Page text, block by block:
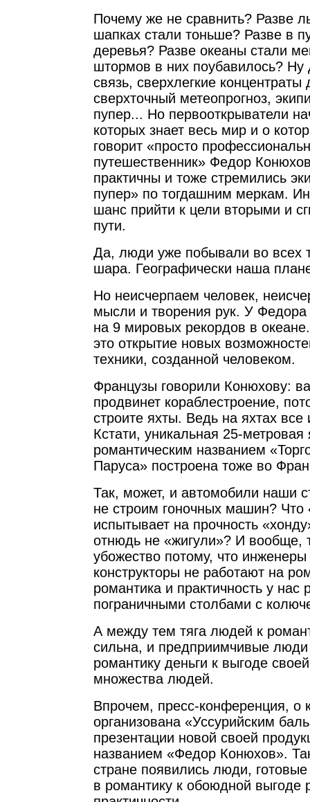
Почему же не сравнить? Разве
шапках стали тоньше? Разве в
деревья? Разве океаны стали
штормов в них поубавилось? Ну
связь, сверхлегкие
сверхточный метеопрогноз,
пупер... Но первооткрыватели
которых знает весь мир и о
говорит «просто
путешественник» Федор
практичны и тоже стремились
пупер» по тогдашним меркам.
шанс прийти к цели вторыми и
пути.
Да, люди уже побывали во всех
шара. Географически наша
Но неисчерпаем человек,
мысли и творения рук. У Федора
на 9 мировых рекордов в
это открытие новых
техники, созданной человеком.
Французы говорили Конюхову:
продвинет кораблестроение,
строите яхты. Ведь на яхтах все
Кстати, уникальная 25-метровая
романтическим названием
Паруса» построена тоже во
Так, может, и автомобили наши
не строим гоночных машин?
испытывает на прочность
отнюдь не «жигули»? И вообще,
убожество потому, что
конструкторы не работают на
романтика и практичность у
пограничными столбами с
А между тем тяга людей к
сильна, и предприимчивые
романтику деньги к выгоде
множества людей.
Впрочем, пресс-конференция, о
организована «Уссурийским
презентации новой своей
названием «Федор Конюхов».
стране появились люди,
в романтику к обоюдной выгоде